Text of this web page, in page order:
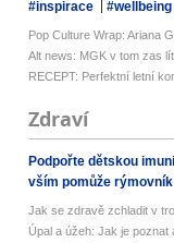
#inspirace #wellbeing
Pop Culture Wrap: Ariana
Alt news: MGK v tom zas
RECEPT: Perfektní letní
Zdraví
Podpořte dětskou
vším pomůže rýmovník
Jak se zdravě zchladit v
Úpal a úžeh: Jak je